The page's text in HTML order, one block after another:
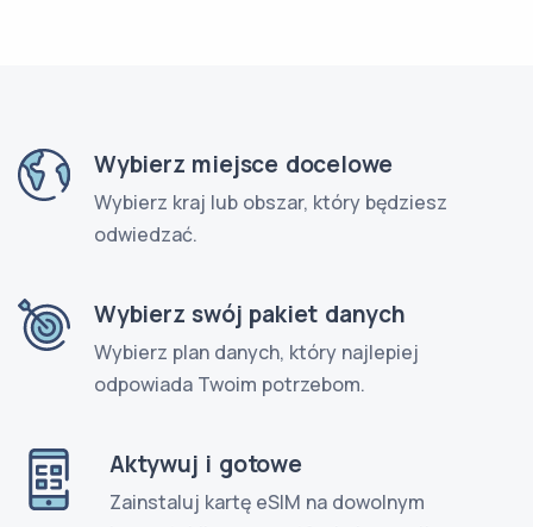
Wybierz miejsce docelowe
Wybierz kraj lub obszar, który będziesz
odwiedzać.
Wybierz swój pakiet danych
Wybierz plan danych, który najlepiej
odpowiada Twoim potrzebom.
Aktywuj i gotowe
Zainstaluj kartę eSIM na dowolnym